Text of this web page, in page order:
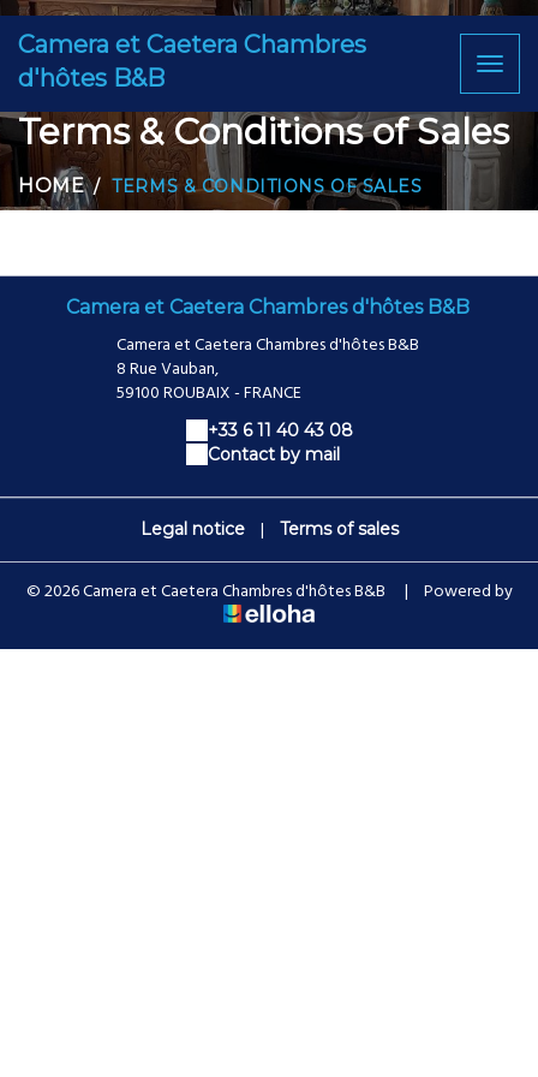
Camera et Caetera Chambres
d'hôtes B&B
Terms & Conditions of Sales
HOME TERMS & CONDITIONS OF SALES
Camera et Caetera Chambres d'hôtes B&B
Camera et Caetera Chambres d'hôtes B&B
8 Rue Vauban,
59100 ROUBAIX - FRANCE
+33 6 11 40 43 08
Contact by mail
Legal notice | Terms of sales
© 2026 Camera et Caetera Chambres d'hôtes B&B | Powered by